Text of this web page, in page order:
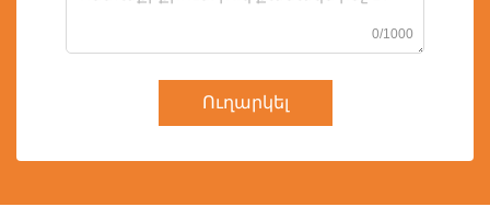
0/1000
Ուղարկել